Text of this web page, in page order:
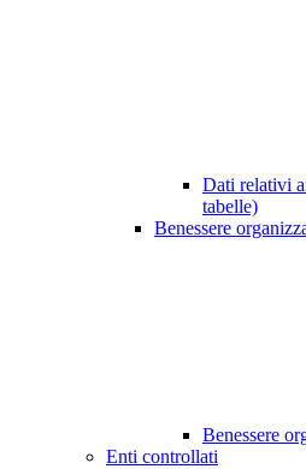
Dati relativi
tabelle)
Benessere
Benessere
Enti controllati